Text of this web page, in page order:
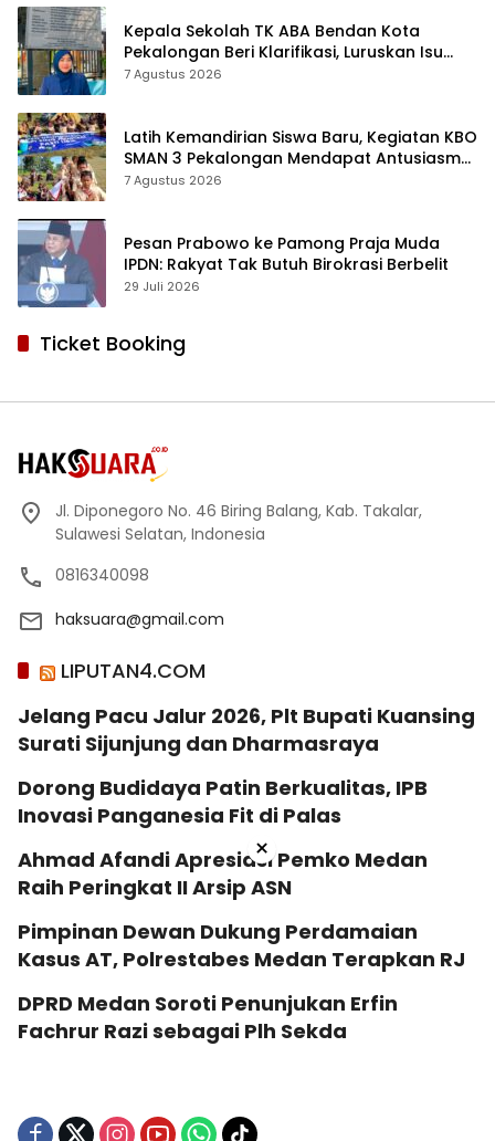
Kepala Sekolah TK ABA Bendan Kota
Pekalongan Beri Klarifikasi, Luruskan Isu
Proyek Revitalisasi
7 Agustus 2026
Latih Kemandirian Siswa Baru, Kegiatan KBO
SMAN 3 Pekalongan Mendapat Antusiasme
dan Respon Positif Orang Tua Murid
7 Agustus 2026
Pesan Prabowo ke Pamong Praja Muda
IPDN: Rakyat Tak Butuh Birokrasi Berbelit
29 Juli 2026
Ticket Booking
Jl. Diponegoro No. 46 Biring Balang, Kab. Takalar,
Sulawesi Selatan, Indonesia
0816340098
haksuara@gmail.com
LIPUTAN4.COM
Jelang Pacu Jalur 2026, Plt Bupati Kuansing
Surati Sijunjung dan Dharmasraya
Dorong Budidaya Patin Berkualitas, IPB
Inovasi Panganesia Fit di Palas
Ahmad Afandi Apresiasi Pemko Medan
Raih Peringkat II Arsip ASN
Pimpinan Dewan Dukung Perdamaian
Kasus AT, Polrestabes Medan Terapkan RJ
DPRD Medan Soroti Penunjukan Erfin
Fachrur Razi sebagai Plh Sekda
×